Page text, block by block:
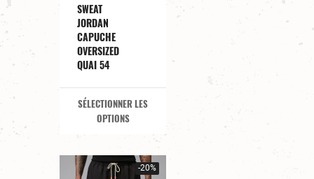
SWEAT
JORDAN
CAPUCHE
OVERSIZED
QUAI 54
SÉLECTIONNER LES
OPTIONS
-20%